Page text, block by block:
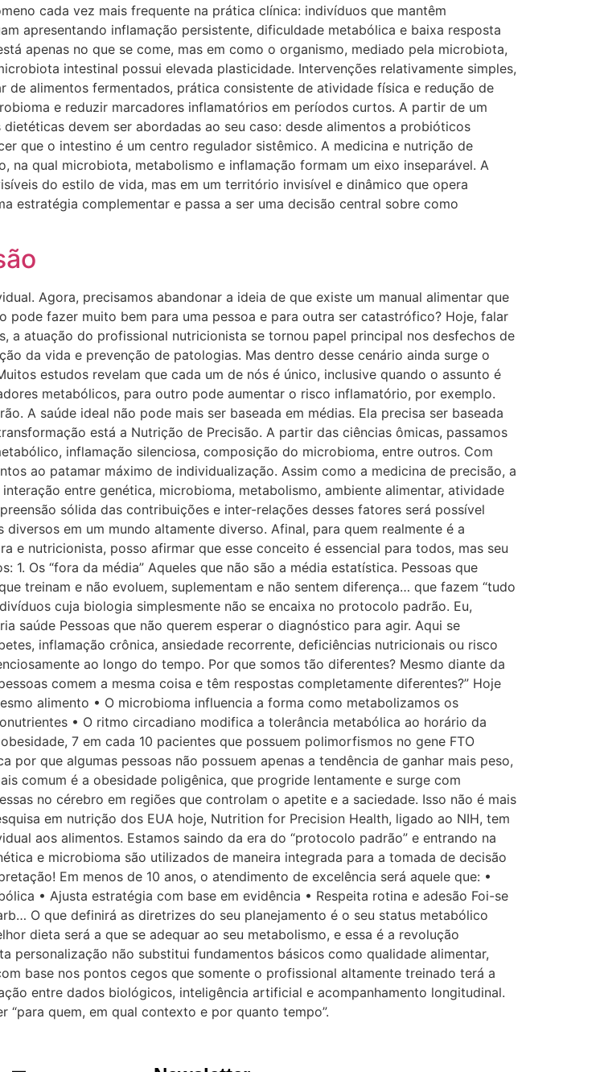
cada vez mais frequente na prática clínica: indivíduos que mantêm
apresentando inflamação persistente, dificuldade metabólica e baixa resposta
apenas no que se come, mas em como o organismo, mediado pela microbiota,
intestinal possui elevada plasticidade. Intervenções relativamente simples,
alimentos fermentados, prática consistente de atividade física e redução de
e reduzir marcadores inflamatórios em períodos curtos. A partir de um
devem ser abordadas ao seu caso: desde alimentos a probióticos
que o intestino é um centro regulador sistêmico. A medicina e nutrição de
na qual microbiota, metabolismo e inflamação formam um eixo inseparável. A
do estilo de vida, mas em um território invisível e dinâmico que opera
estratégia complementar e passa a ser uma decisão central sobre como
Agora, precisamos abandonar a ideia de que existe um manual alimentar que
pode fazer muito bem para uma pessoa e para outra ser catastrófico? Hoje, falar
a atuação do profissional nutricionista se tornou papel principal nos desfechos de
da vida e prevenção de patologias. Mas dentro desse cenário ainda surge o
estudos revelam que cada um de nós é único, inclusive quando o assunto é
metabólicos, para outro pode aumentar o risco inflamatório, por exemplo.
A saúde ideal não pode mais ser baseada em médias. Ela precisa ser baseada
está a Nutrição de Precisão. A partir das ciências ômicas, passamos
inflamação silenciosa, composição do microbioma, entre outros. Com
ao patamar máximo de individualização. Assim como a medicina de precisão, a
entre genética, microbioma, metabolismo, ambiente alimentar, atividade
sólida das contribuições e inter-relações desses fatores será possível
em um mundo altamente diverso. Afinal, para quem realmente é a
e nutricionista, posso afirmar que esse conceito é essencial para todos, mas seu
Os “fora da média” Aqueles que não são a média estatística. Pessoas que
treinam e não evoluem, suplementam e não sentem diferença… que fazem “tudo
cuja biologia simplesmente não se encaixa no protocolo padrão. Eu,
saúde Pessoas que não querem esperar o diagnóstico para agir. Aqui se
inflamação crônica, ansiedade recorrente, deficiências nutricionais ou risco
ao longo do tempo. Por que somos tão diferentes? Mesmo diante da
comem a mesma coisa e têm respostas completamente diferentes?” Hoje
alimento • O microbioma influencia a forma como metabolizamos os
• O ritmo circadiano modifica a tolerância metabólica ao horário da
7 em cada 10 pacientes que possuem polimorfismos no gene FTO
por que algumas pessoas não possuem apenas a tendência de ganhar mais peso,
comum é a obesidade poligênica, que progride lentamente e surge com
no cérebro em regiões que controlam o apetite e a saciedade. Isso não é mais
em nutrição dos EUA hoje, Nutrition for Precision Health, ligado ao NIH, tem
aos alimentos. Estamos saindo da era do “protocolo padrão” e entrando na
e microbioma são utilizados de maneira integrada para a tomada de decisão
Em menos de 10 anos, o atendimento de excelência será aquele que: •
• Ajusta estratégia com base em evidência • Respeita rotina e adesão Foi-se
O que definirá as diretrizes do seu planejamento é o seu status metabólico
dieta será a que se adequar ao seu metabolismo, e essa é a revolução
personalização não substitui fundamentos básicos como qualidade alimentar,
base nos pontos cegos que somente o profissional altamente treinado terá a
entre dados biológicos, inteligência artificial e acompanhamento longitudinal.
“para quem, em qual contexto e por quanto tempo”.